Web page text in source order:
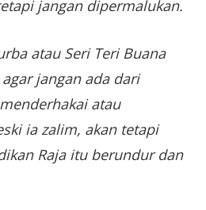
jangan dipermalukan.
atau Seri Teri Buana
jangan ada dari
atau
ia zalim, akan tetapi
Raja itu berundur dan